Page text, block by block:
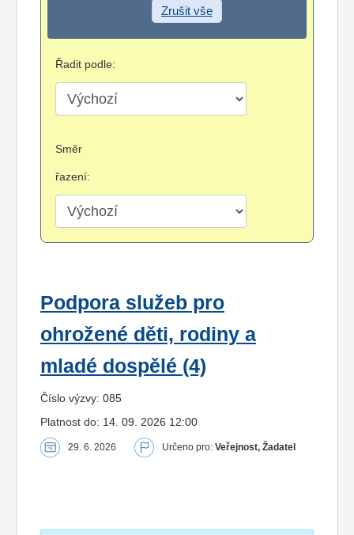
Zrušit vše
Řadit podle:
Směr
řazení:
Podpora služeb pro
ohrožené děti, rodiny a
mladé dospělé (4)
Číslo výzvy: 085
Platnost do: 14. 09. 2026 12:00
29. 6. 2026 Určeno pro: Veřejnost, Žadatel